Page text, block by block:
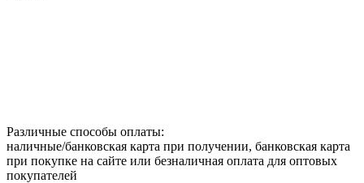
Различные способы оплаты:
наличные/банковская карта при получении, банковская карта
при покупке на сайте или безналичная оплата для оптовых
покупателей